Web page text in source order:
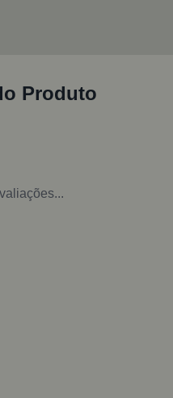
Produto